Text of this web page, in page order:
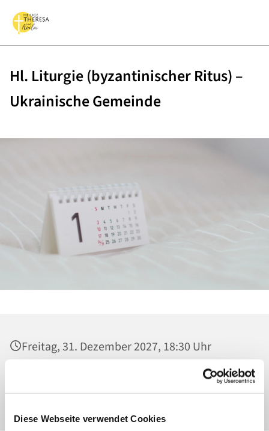
Diese Webseite verwendet Cookies
Hl. Liturgie (byzantinischer Ritus) –
Ukrainische Gemeinde
Freitag, 31. Dezember 2027, 18:30 Uhr
Heilig Kreuz, Kirche, Malchower Weg 22-24,
13053 Berlin